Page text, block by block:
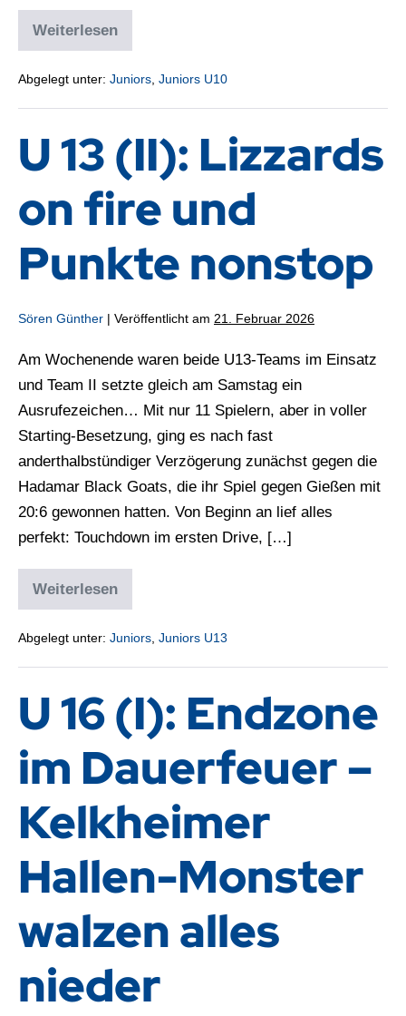
Weiterlesen
Abgelegt unter: Juniors Juniors U10
U 13 (II): Lizzards
on fire und
Punkte nonstop
Sören Günther | Veröffentlicht am 21. Februar 2026
Am Wochenende waren beide U13-Teams im Einsatz
und Team II setzte gleich am Samstag ein
Ausrufezeichen… Mit nur 11 Spielern, aber in voller
Starting-Besetzung, ging es nach fast
anderthalbstündiger Verzögerung zunächst gegen die
Hadamar Black Goats, die ihr Spiel gegen Gießen mit
20:6 gewonnen hatten. Von Beginn an lief alles
perfekt: Touchdown im ersten Drive, […]
Weiterlesen
Abgelegt unter: Juniors Juniors U13
U 16 (I): Endzone
im Dauerfeuer –
Kelkheimer
Hallen-Monster
walzen alles
nieder